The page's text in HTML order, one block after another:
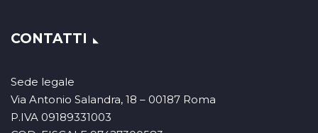
CONTATTI
Sede legale
Via Antonio Salandra, 18 – 00187 Roma
P.IVA 09189331003